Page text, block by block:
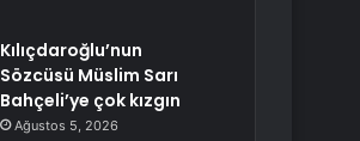
Kılıçdaroğlu’nun
Sözcüsü Müslim Sarı
Bahçeli’ye çok kızgın
Ağustos 5, 2026